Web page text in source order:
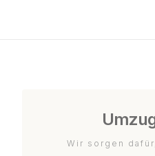
Wir sorgen